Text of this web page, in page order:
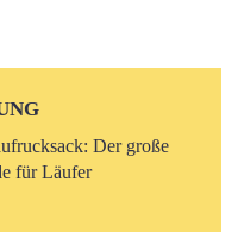
Der große
für Läufer